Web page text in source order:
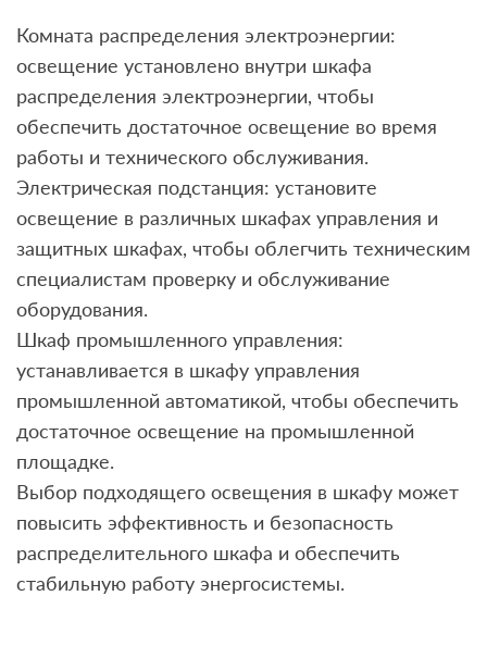
Комната распределения электроэнергии:
освещение установлено внутри шкафа
распределения электроэнергии, чтобы
обеспечить достаточное освещение во время
работы и технического обслуживания.
Электрическая подстанция: установите
освещение в различных шкафах управления и
защитных шкафах, чтобы облегчить техническим
специалистам проверку и обслуживание
оборудования.
Шкаф промышленного управления:
устанавливается в шкафу управления
промышленной автоматикой, чтобы обеспечить
достаточное освещение на промышленной
площадке.
Выбор подходящего освещения в шкафу может
повысить эффективность и безопасность
распределительного шкафа и обеспечить
стабильную работу энергосистемы.